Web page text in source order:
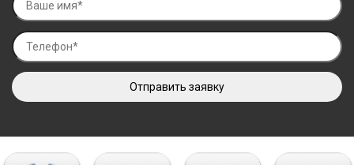
Отправить заявку